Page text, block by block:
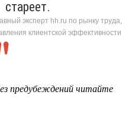
стареет.
эксперт hh.ru по рынку труда,
клиентской эффективности
предубеждений читайте